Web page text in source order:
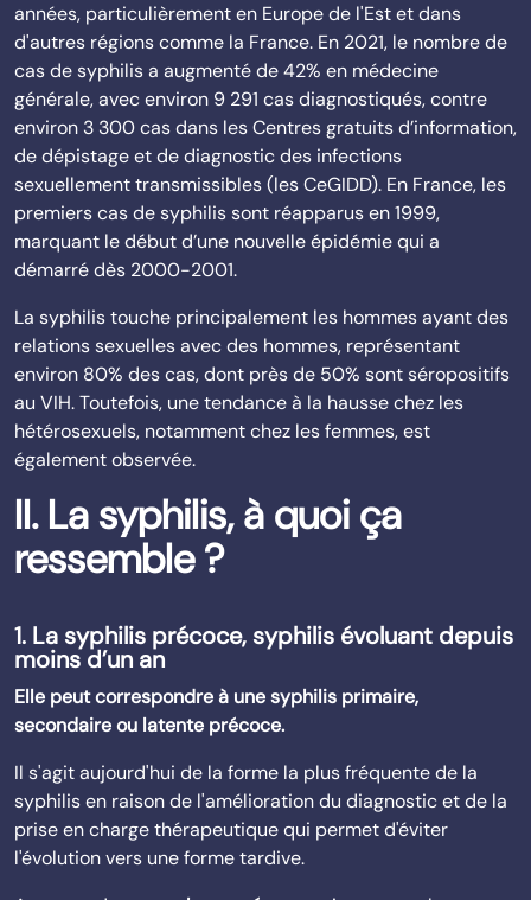
années, particulièrement en Europe de l'Est et dans
d'autres régions comme la France. En 2021, le nombre de
cas de syphilis a augmenté de 42% en médecine
générale, avec environ 9 291 cas diagnostiqués, contre
environ 3 300 cas dans les Centres gratuits d’information,
de dépistage et de diagnostic des infections
sexuellement transmissibles (les CeGIDD). En France, les
premiers cas de syphilis sont réapparus en 1999,
marquant le début d’une nouvelle épidémie qui a
démarré dès 2000-2001.
La syphilis touche principalement les hommes ayant des
relations sexuelles avec des hommes, représentant
environ 80% des cas, dont près de 50% sont séropositifs
au VIH. Toutefois, une tendance à la hausse chez les
hétérosexuels, notamment chez les femmes, est
également observée.
II. La syphilis, à quoi ça
ressemble ?
1. La syphilis précoce, syphilis évoluant depuis
moins d’un an
Elle peut correspondre à une syphilis primaire,
secondaire ou latente précoce.
Il s'agit aujourd'hui de la forme la plus fréquente de la
syphilis en raison de l'amélioration du diagnostic et de la
prise en charge thérapeutique qui permet d'éviter
l'évolution vers une forme tardive.